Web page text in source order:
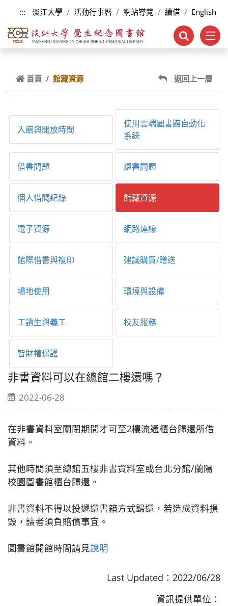
跳到主要內容
::: 淡江大學 活動行事曆 網站導覽 續借 English
首頁 館藏資源 返回上一層
入館與開放時間
使用雲端圖書館自動化
系統
借書問題 還書問題
個人借閱紀錄 館藏資源
電子資源 網路連線
館際借書與複印 建議購買/贈送
場地使用 環境與設備
工讀生與義工 校友服務
智財權保護
非書資料可以在總館二樓還嗎？
2022-06-28
在非書資料室關閉期間才可至2樓流通櫃台歸還所借
資料。
其他時間須至總館五樓非書資料室或台北分館/蘭陽
校園圖書館櫃台歸還。
非書資料不得以投遞還書箱方式歸還，若造成資料損
毀，讀者須負賠償事宜。
圖書館開館時間請見說明
Last Updated：2022/06/28
資訊提供單位：